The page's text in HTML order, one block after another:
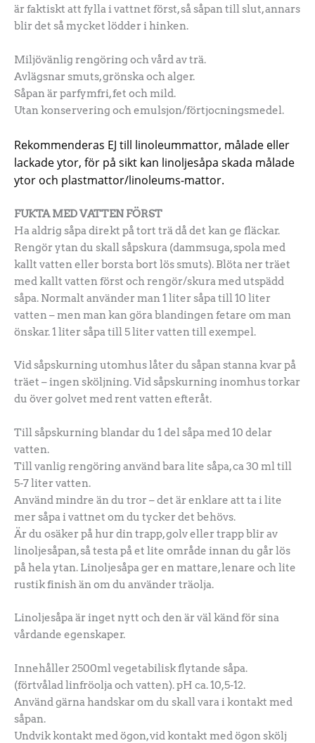
är faktiskt att fylla i vattnet först, så såpan till slut, annars
blir det så mycket lödder i hinken.
Miljövänlig rengöring och vård av trä.
Avlägsnar smuts, grönska och alger.
Såpan är parfymfri, fet och mild.
Utan konservering och emulsjon/förtjocningsmedel.
Rekommenderas EJ till linoleummattor, målade eller
lackade ytor, för på sikt kan linoljesåpa skada målade
ytor och plastmattor/linoleums-mattor.
FUKTA MED VATTEN FÖRST
Ha aldrig såpa direkt på tort trä då det kan ge fläckar.
Rengör ytan du skall såpskura (dammsuga, spola med
kallt vatten eller borsta bort lös smuts). Blöta ner träet
med kallt vatten först och rengör/skura med utspädd
såpa. Normalt använder man 1 liter såpa till 10 liter
vatten – men man kan göra blandingen fetare om man
önskar. 1 liter såpa till 5 liter vatten till exempel.
Vid såpskurning utomhus låter du såpan stanna kvar på
träet – ingen sköljning. Vid såpskurning inomhus torkar
du över golvet med rent vatten efteråt.
Till såpskurning blandar du 1 del såpa med 10 delar
vatten.
Till vanlig rengöring använd bara lite såpa, ca 30 ml till
5-7 liter vatten.
Använd mindre än du tror – det är enklare att ta i lite
mer såpa i vattnet om du tycker det behövs.
Är du osäker på hur din trapp, golv eller trapp blir av
linoljesåpan, så testa på et lite område innan du går lös
på hela ytan. Linoljesåpa ger en mattare, lenare och lite
rustik finish än om du använder träolja.
Linoljesåpa är inget nytt och den är väl känd för sina
vårdande egenskaper.
Innehåller 2500ml vegetabilisk flytande såpa.
(förtvålad linfröolja och vatten). pH ca. 10,5-12.
Använd gärna handskar om du skall vara i kontakt med
såpan.
Undvik kontakt med ögon, vid kontakt med ögon skölj